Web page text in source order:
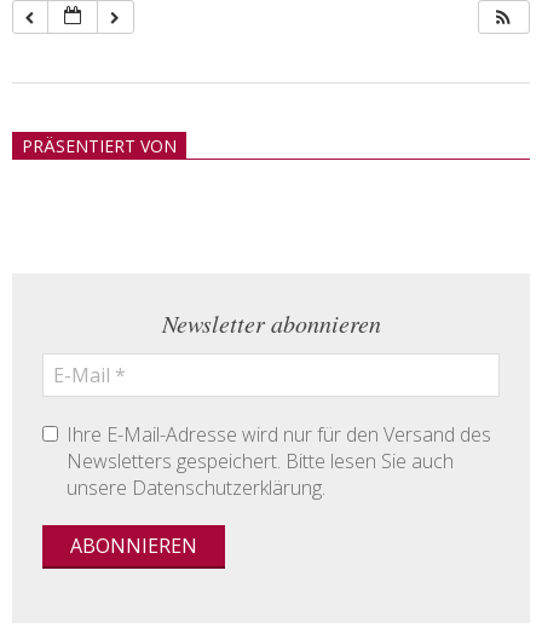
21PRÄSENTIERT VON
Newsletter abonnieren
Ihre E-Mail-Adresse wird nur für den Versand des
Newsletters gespeichert. Bitte lesen Sie auch
unsere Datenschutzerklärung.